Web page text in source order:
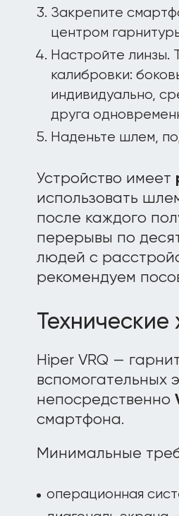
Закрепите
центром
Настройте линзы.
калибровки:
индивидуально,
друга
Наденьте шлем,
Устройство имеет
использовать
после каждого
перерывы по
людей с
рекомендуем
Технические
Hiper VRQ —
вспомогательных
непосредственно
смартфона.
Минимальные
операционная